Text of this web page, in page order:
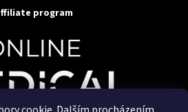
program